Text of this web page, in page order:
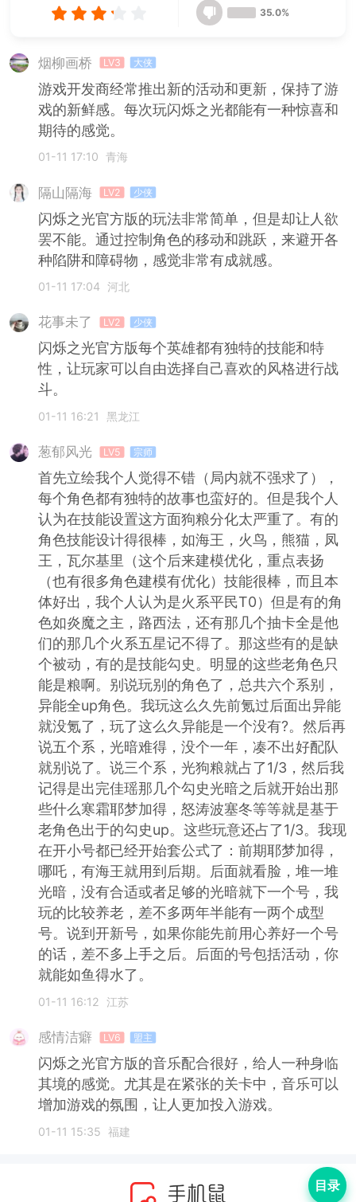
35.0%
烟柳画桥 LV3 大侠
游戏开发商经常推出新的活动和更新，保持了游
戏的新鲜感。每次玩闪烁之光都能有一种惊喜和
期待的感觉。
01-11 17:10 青海
隔山隔海 LV2 少侠
闪烁之光官方版的玩法非常简单，但是却让人欲
罢不能。通过控制角色的移动和跳跃，来避开各
种陷阱和障碍物，感觉非常有成就感。
01-11 17:04 河北
花事未了 LV2 少侠
闪烁之光官方版每个英雄都有独特的技能和特
性，让玩家可以自由选择自己喜欢的风格进行战
斗。
01-11 16:21 黑龙江
葱郁风光 LV5 宗师
首先立绘我个人觉得不错（局内就不强求了），
每个角色都有独特的故事也蛮好的。但是我个人
认为在技能设置这方面狗粮分化太严重了。有的
角色技能设计得很棒，如海王，火鸟，熊猫，凤
王，瓦尔基里（这个后来建模优化，重点表扬
（也有很多角色建模有优化）技能很棒，而且本
体好出，我个人认为是火系平民T0）但是有的角
色如炎魔之主，路西法，还有那几个抽卡全是他
们的那几个火系五星记不得了。那这些有的是缺
个被动，有的是技能勾史。明显的这些老角色只
能是粮啊。别说玩别的角色了，总共六个系别，
异能全up角色。我玩这么久先前氪过后面出异能
就没氪了，玩了这么久异能是一个没有?。然后再
说五个系，光暗难得，没个一年，凑不出好配队
就别说了。说三个系，光狗粮就占了1/3，然后我
记得是出完佳瑶那几个勾史光暗之后就开始出那
些什么寒霜耶梦加得，怒涛波塞冬等等就是基于
老角色出于的勾史up。这些玩意还占了1/3。我现
在开小号都已经开始套公式了：前期耶梦加得，
哪吒，有海王就用到后期。后面就看脸，堆一堆
光暗，没有合适或者足够的光暗就下一个号，我
玩的比较养老，差不多两年半能有一两个成型
号。说到开新号，如果你能先前用心养好一个号
的话，差不多上手之后。后面的号包括活动，你
就能如鱼得水了。
01-11 16:12 江苏
感情洁癖 LV6 盟主
闪烁之光官方版的音乐配合很好，给人一种身临
其境的感觉。尤其是在紧张的关卡中，音乐可以
增加游戏的氛围，让人更加投入游戏。
01-11 15:35 福建
目录